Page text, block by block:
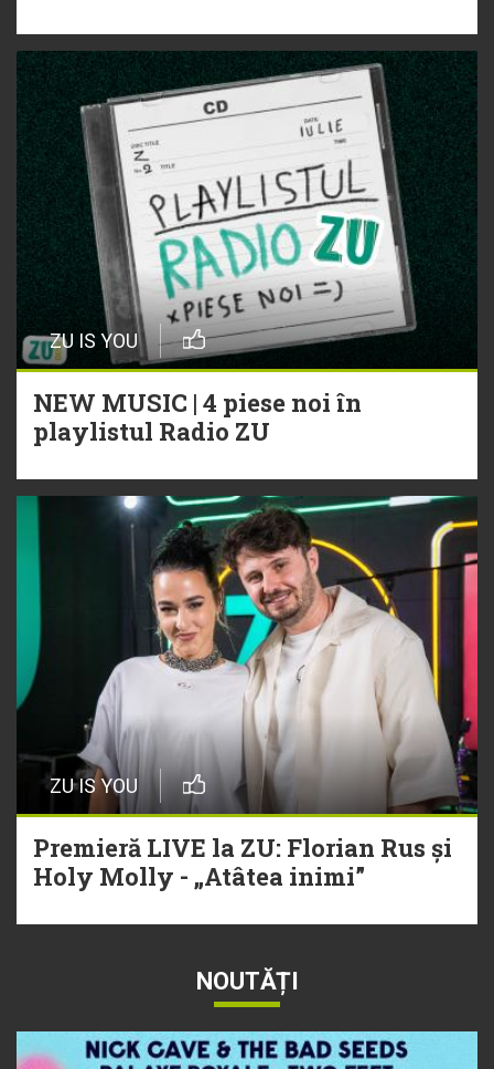
ZU IS YOU
NEW MUSIC | 4 piese noi în
playlistul Radio ZU
ZU IS YOU
Premieră LIVE la ZU: Florian Rus și
Holy Molly - „Atâtea inimi”
NOUTĂȚI